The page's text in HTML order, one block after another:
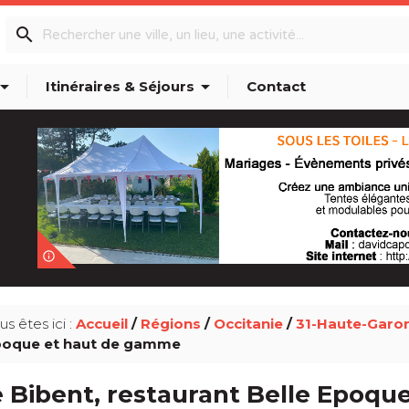
search
arrow_drop_down Itinéraires & Séjours arrow_drop_down Contact
info_outline
êtes ici : Accueil/ Régions / Occitanie/ 31-Haute-
et haut de gamme
Bibent, restaurant Belle